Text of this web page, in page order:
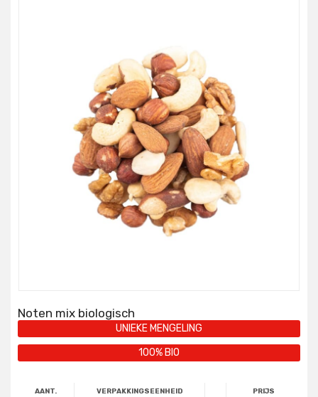
Noten mix biologisch
UNIEKE MENGELING
100% BIO
AANT. VERPAKKINGSEENHEID PRIJS